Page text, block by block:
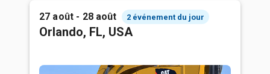
27 août - 28 août 2 événement du jour
Orlando, FL, USA